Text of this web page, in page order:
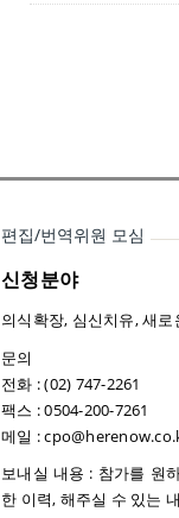
편집/번역위원 모심
신청분야
의식확장, 심신치유, 새
문의
전화 : (02) 747-2261
팩스 : 0504-200-7261
메일 :
보내실 내용 : 참가를 원
한 이력, 해주실 수 있는